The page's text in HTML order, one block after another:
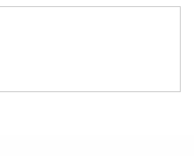
4 5 6